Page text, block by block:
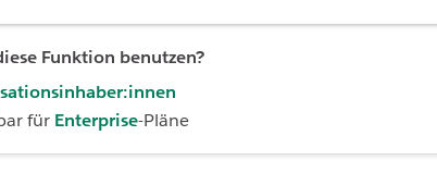
Funktion benutzen?
für Enterprise-Pläne